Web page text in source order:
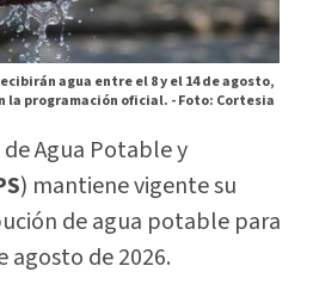
agua entre el 8 y el 14 de agosto,
la programación oficial. -Foto: Cortesia
Agua Potable y
) mantiene vigente su
de agua potable para
de 2026.